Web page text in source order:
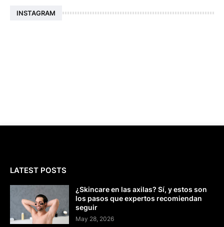
INSTAGRAM
LATEST POSTS
¿Skincare en las axilas? Sí, y estos son
los pasos que expertos recomiendan
seguir
May 28, 2026